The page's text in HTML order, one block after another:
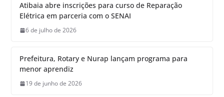
Atibaia abre inscrições para curso de Reparação
Elétrica em parceria com o SENAI
6 de julho de 2026
Prefeitura, Rotary e Nurap lançam programa para
menor aprendiz
19 de junho de 2026